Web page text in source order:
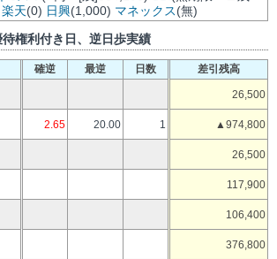
楽天(0) 日興(1,000) マネックス(無)
権利付き日、逆日歩実績
確逆 最逆 日数 差引残高
26,500
2.65 20.00 1 ▲974,800
26,500
117,900
106,400
376,800